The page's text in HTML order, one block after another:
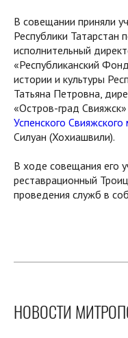
В совещании приняли
Республики Татарстан
исполнительный
«Республиканский
истории и культуры
Татьяна Петровна,
«Остров-град
Успенского
Силуан (Хохиашвили).
В ходе совещания его
реставрационный
проведения служб в
НОВОСТИ